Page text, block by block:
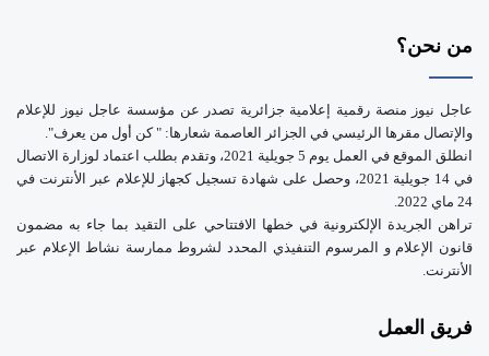
من نحن؟
عاجل نيوز منصة رقمية إعلامية جزائرية تصدر عن مؤسسة عاجل نيوز للإعلام
والإتصال مقرها الرئيسي في الجزائر العاصمة شعارها: " كن أول من يعرف".
انطلق الموقع في العمل يوم 5 جويلية 2021، وتقدم بطلب اعتماد لوزارة الاتصال
في 14 جويلية 2021، وحصل على شهادة تسجيل كجهاز للإعلام عبر الأنترنت في
24 ماي 2022.
تراهن الجريدة الإلكترونية في خطها الافتتاحي على التقيد بما جاء به مضمون
قانون الإعلام و المرسوم التنفيذي المحدد لشروط ممارسة نشاط الإعلام عبر
الأنترنت.
فريق العمل